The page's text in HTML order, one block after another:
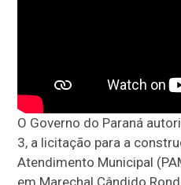
O Governo do Paraná
3, a licitação para a
Atendimento Municipal